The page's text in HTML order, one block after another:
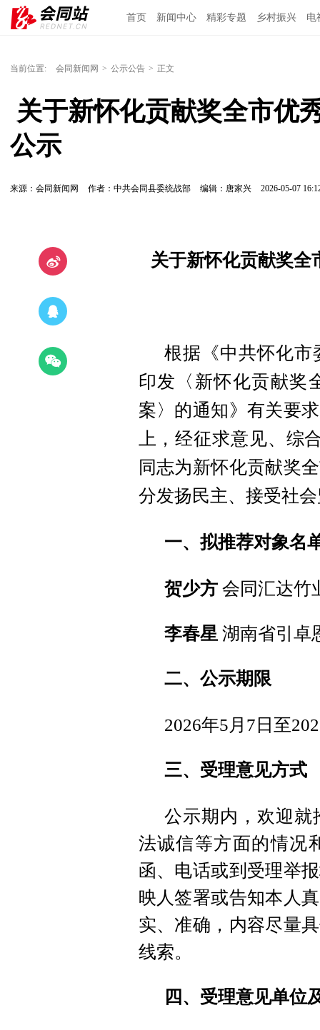
首页 新闻中心 精彩专题 乡村振兴 电
当前位置: 会同新闻网 > 公示公告 > 正文
公示
来源：会同新闻网 作者：中共会同县委统战部 编辑：唐家兴 2026-05-07
关于新怀化贡献奖全
根据《中共怀化市
印发〈新怀化贡献奖
案〉的通知》有关要
上，经征求意见、综
同志为新怀化贡献奖
分发扬民主、接受社
一、拟推荐对象名
贺少方会同汇达竹
李春星 湖南省引卓
二、公示期限
2026年5月7日至
三、受理意见方式
公示期内，欢迎就
法诚信等方面的情况
函、电话或到受理举
映人签署或告知本人
实、准确，内容尽量
线索。
四、受理意见单位